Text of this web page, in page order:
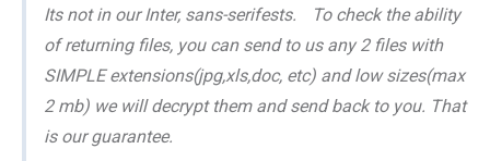
Its not in our Inter, sans-serifests. To check the ability
of returning files, you can send to us any 2 files with
SIMPLE extensions(jpg,xls,doc, etc) and low sizes(max
2 mb) we will decrypt them and send back to you. That
is our guarantee.